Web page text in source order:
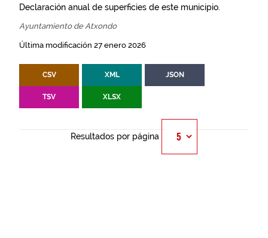
Declaración anual de superficies de este municipio.
Ayuntamiento de Atxondo
Última modificación 27 enero 2026
CSV XML JSON
TSV XLSX
Resultados por página